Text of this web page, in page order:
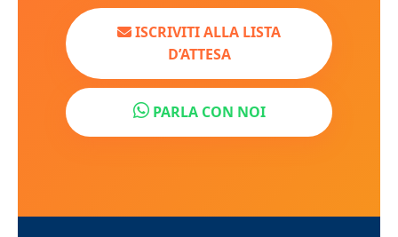
ISCRIVITI ALLA LISTA
D’ATTESA
PARLA CON NOI